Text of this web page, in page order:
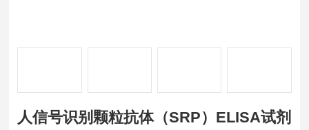
人信号识别颗粒抗体（SRP）ELISA试剂